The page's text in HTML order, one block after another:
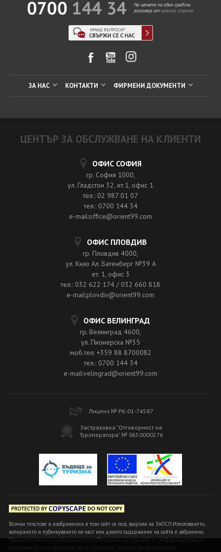
ЗА НАС КОНТАКТИ ФИРМЕНИ ДОКУМЕНТИ
ЦЕНТЪР ЗА ОБСЛУЖВАНЕ НА КЛИЕНТИ
ОФИС СОФИЯ
гр. София 1000,
ул. Гладстон 32, ет.1, офис 1
тел.: 02 987 01 07
тел.: 0700 144 34
e-mail:office@orient99.com
ОФИС ПЛОВДИВ
гр. Пловдив 4000,
ул. Княз Ал. Батенберг №39 A
ет. 1, офис 3
тел.: 032 622 174 / 032 660 818
e-mail:plovdiv@orient99.com
ОФИС ВЕЛИНГРАД
гр. Велинград 4600,
ул. Пионерска №35
моб.тел: +359 88 8700082
тел.: 0700 144 34
e-mail:velingrad@orient99.com
Лиценз № РК-01-74587
Застраховка "Отговорност на
Туроператора" № 0650000276
Всички текстове и изображения в този сайт са под закрила на ЗАПСП.Използването,
копирането и публикуването на част или цялото съдържание на сайта е забранено.
Уважаеми клиенти, информацията публикувана на този сайт е с информационна и